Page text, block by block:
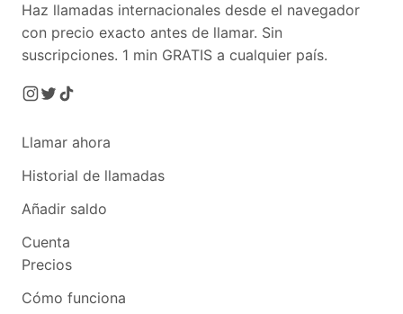
Haz llamadas internacionales desde el navegador
con precio exacto antes de llamar. Sin
suscripciones. 1 min GRATIS a cualquier país.
Llamar ahora
Historial de llamadas
Añadir saldo
Cuenta
Precios
Cómo funciona